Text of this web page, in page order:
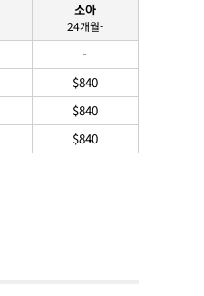
소아
24개월-
-
$840
$840
$840